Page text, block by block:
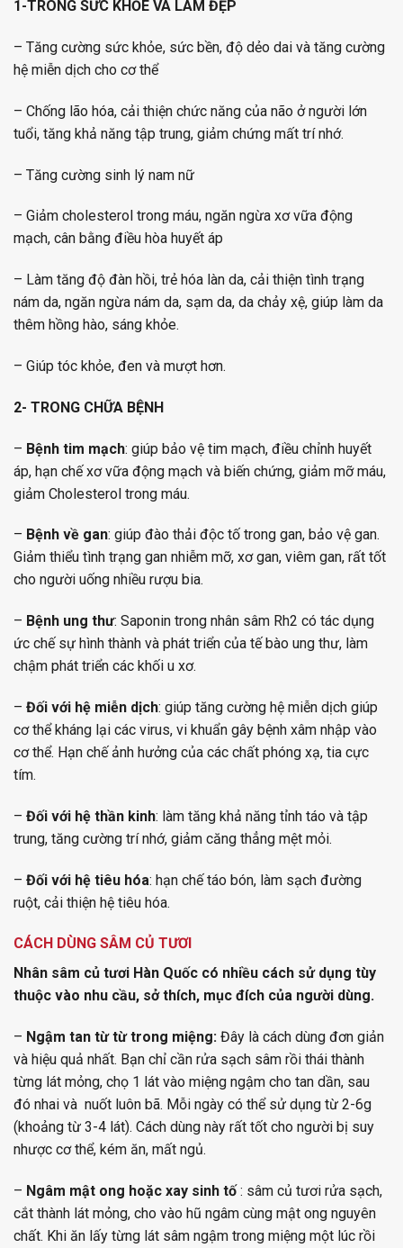
1-TRONG SỨC KHỎE VÀ LÀM ĐẸP
– Tăng cường sức khỏe, sức bền, độ dẻo dai và tăng cường
hệ miễn dịch cho cơ thể
– Chống lão hóa, cải thiện chức năng của não ở người lớn
tuổi, tăng khả năng tập trung, giảm chứng mất trí nhớ.
– Tăng cường sinh lý nam nữ
– Giảm cholesterol trong máu, ngăn ngừa xơ vữa động
mạch, cân bằng điều hòa huyết áp
– Làm tăng độ đàn hồi, trẻ hóa làn da, cải thiện tình trạng
nám da, ngăn ngừa nám da, sạm da, da chảy xệ, giúp làm da
thêm hồng hào, sáng khỏe.
– Giúp tóc khỏe, đen và mượt hơn.
2- TRONG CHỮA BỆNH
– Bệnh tim mạch: giúp bảo vệ tim mạch, điều chỉnh huyết
áp, hạn chế xơ vữa động mạch và biến chứng, giảm mỡ máu,
giảm Cholesterol trong máu.
– Bệnh về gan: giúp đào thải độc tố trong gan, bảo vệ gan.
Giảm thiểu tình trạng gan nhiễm mỡ, xơ gan, viêm gan, rất tốt
cho người uống nhiều rượu bia.
– Bệnh ung thư: Saponin trong nhân sâm Rh2 có tác dụng
ức chế sự hình thành và phát triển của tế bào ung thư, làm
chậm phát triển các khối u xơ.
– Đối với hệ miễn dịch: giúp tăng cường hệ miễn dịch giúp
cơ thể kháng lại các virus, vi khuẩn gây bệnh xâm nhập vào
cơ thể. Hạn chế ảnh hưởng của các chất phóng xạ, tia cực
tím.
– Đối với hệ thần kinh: làm tăng khả năng tỉnh táo và tập
trung, tăng cường trí nhớ, giảm căng thẳng mệt mỏi.
– Đối với hệ tiêu hóa: hạn chế táo bón, làm sạch đường
ruột, cải thiện hệ tiêu hóa.
CÁCH DÙNG SÂM CỦ TƯƠI
Nhân sâm củ tươi Hàn Quốc có nhiều cách sử dụng tùy
thuộc vào nhu cầu, sở thích, mục đích của người dùng.
– Ngậm tan từ từ trong miệng: Đây là cách dùng đơn giản
và hiệu quả nhất. Bạn chỉ cần rửa sạch sâm rồi thái thành
từng lát mỏng, chọ 1 lát vào miệng ngậm cho tan dần, sau
đó nhai và nuốt luôn bã. Mỗi ngày có thể sử dụng từ 2-6g
(khoảng từ 3-4 lát). Cách dùng này rất tốt cho người bị suy
nhược cơ thể, kém ăn, mất ngủ.
– Ngâm mật ong hoặc xay sinh tố: sâm củ tươi rửa sạch,
cắt thành lát mỏng, cho vào hũ ngâm cùng mật ong nguyên
chất. Khi ăn lấy từng lát sâm ngậm trong miệng một lúc rồi